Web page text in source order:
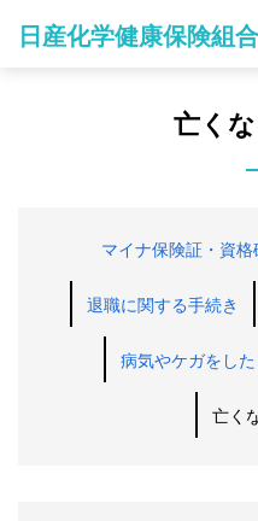
日産化学健康保険組合
亡く
マイナ保険証・資
退職に関する手続き
病気やケガをした
亡く